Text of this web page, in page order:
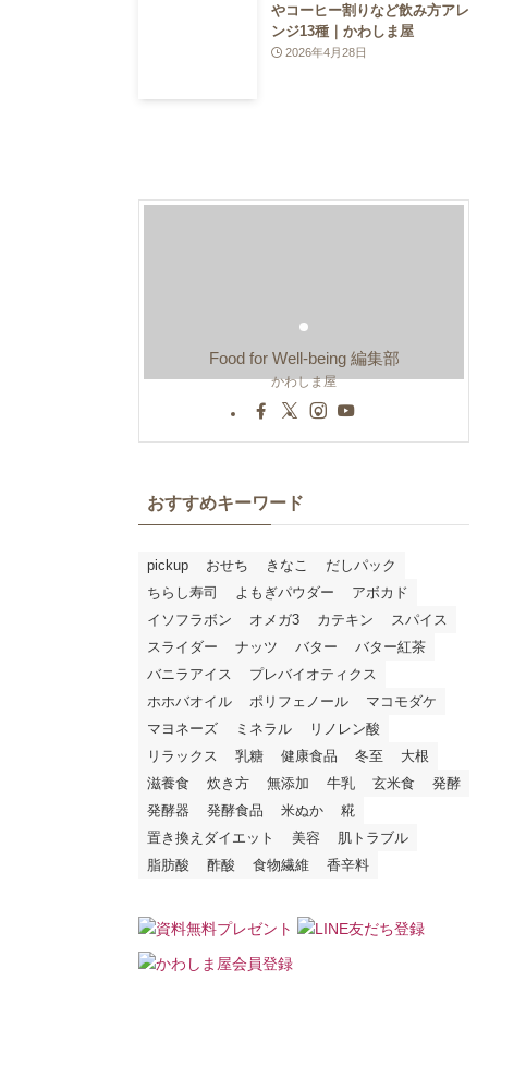
やコーヒー割りなど飲み方アレ
ンジ13種｜かわしま屋
2026年4月28日
Food for Well-being 編集部
かわしま屋
おすすめキーワード
pickup おせち きなこ
だしパック
ちらし寿司
よもぎパウダー
アボカド
イソフラボン
オメガ3 カテキン
スパイス
スライダー
ナッツ バター
バター紅茶
バニラアイス
プレバイオティクス
ホホバオイル
ポリフェノール
マコモダケ
マヨネーズ
ミネラル
リノレン酸
リラックス
乳糖 健康食品 冬至
大根
滋養食
炊き方 無添加 牛乳 玄米食
発酵
発酵器
発酵食品 米ぬか
糀
置き換えダイエット
美容
肌トラブル
脂肪酸
酢酸 食物繊維 香辛料